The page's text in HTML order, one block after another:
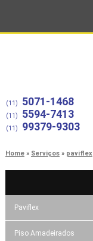
(11) 5071-1468
(11) 5594-7413
(11) 99379-9303
Home Serviços paviflex
Paviflex
Piso Amadeirados